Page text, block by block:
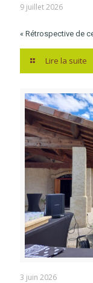
9 juillet 2026
« Rétrospective de
Lire la suite
3 juin 2026